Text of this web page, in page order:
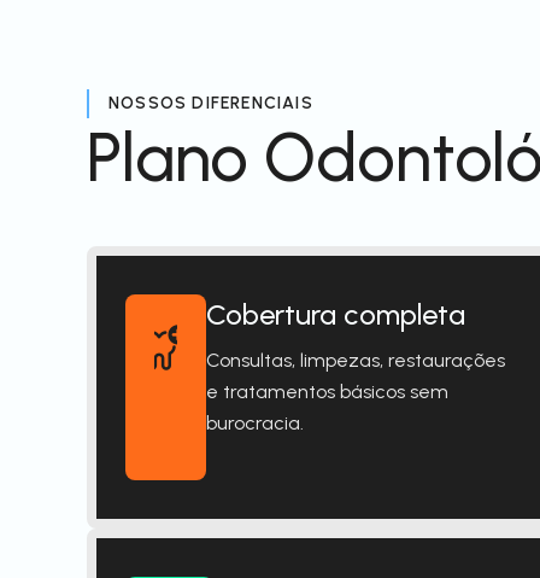
NOSSOS DIFERENCIAIS
Plano
Cobertura completa
Consultas, limpezas, restaurações
e tratamentos básicos sem
burocracia.